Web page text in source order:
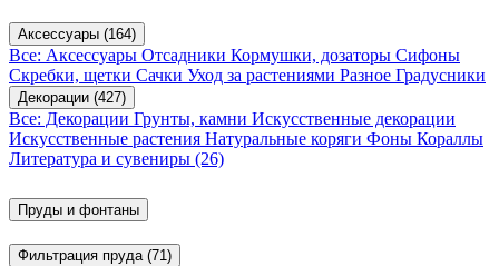
Аксессуары (164)
Все: Аксессуары Отсадники Кормушки, дозаторы Сифоны
Скребки, щетки Сачки Уход за растениями Разное Градусники
Декорации (427)
Все: Декорации Грунты, камни Искусственные декорации
Искусственные растения Натуральные коряги Фоны Кораллы
Литература и сувениры (26)
Пруды и фонтаны
Фильтрация пруда (71)